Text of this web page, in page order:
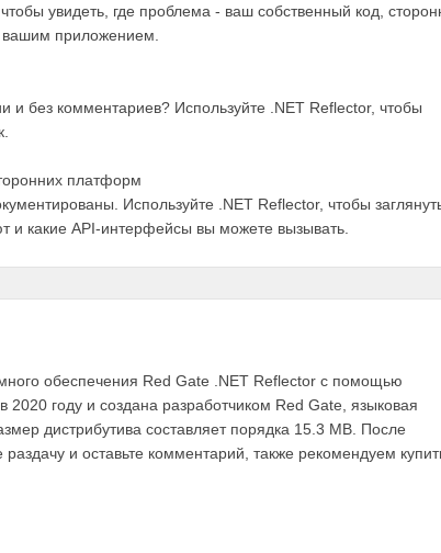
увидеть, где проблема - ваш собственный код,
приложением.
и без комментариев? Используйте .NET Reflector, чтобы
платформ
Используйте .NET Reflector, чтобы
и какие API-интерфейсы вы можете вызывать.
обеспечения Red Gate .NET Reflector с помощью
году и создана разработчиком Red Gate, языковая
дистрибутива составляет порядка 15.3 MB. После
и оставьте комментарий, также рекомендуем